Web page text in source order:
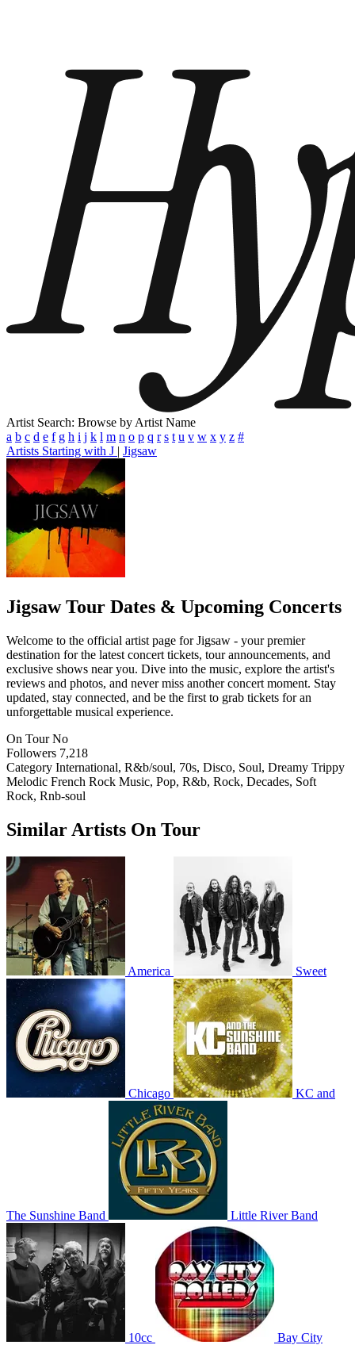
Artist Search: Browse by Artist Name
a b c d e f g h i j k l m n o p q r s t u v w x y z #
Artists Starting with J | Jigsaw
JigsawTour Dates & Upcoming Concerts
Welcome to the official artist page for Jigsaw - your premier
destination for the latest concert tickets, tour announcements, and
exclusive shows near you. Dive into the music, explore the artist's
reviews and photos, and never miss another concert moment. Stay
updated, stay connected, and be the first to grab tickets for an
unforgettable musical experience.
On Tour No
Followers 7,218
Category International, R&b/soul, 70s, Disco, Soul, Dreamy Trippy
Melodic French Rock Music, Pop, R&b, Rock, Decades, Soft
Rock, Rnb-soul
Similar Artists On Tour
America Sweet
Chicago KC and
The Sunshine Band Little River Band
10cc Bay City